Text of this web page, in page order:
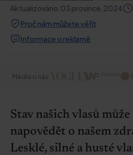
Aktualizováno:03 prosince, 2024
Proč nám můžete věřit
Informace o reklamě
Média o nás:
Stav našich vlasů
napovědět o našem
Lesklé, silné a husté